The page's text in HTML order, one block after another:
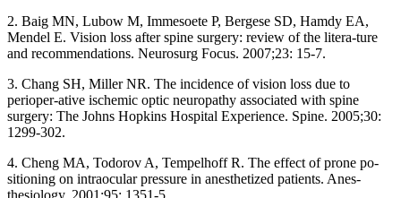
2. Baig MN, Lubow M, Immesoete P, Bergese SD, Hamdy EA,
Mendel E. Vision loss after spine surgery: review of the litera-ture
and recommendations. Neurosurg Focus. 2007;23: 15-7.
3. Chang SH, Miller NR. The incidence of vision loss due to
perioper-ative ischemic optic neuropathy associated with spine
surgery: The Johns Hopkins Hospital Experience. Spine. 2005;30:
1299-302.
4. Cheng MA, Todorov A, Tempelhoff R. The effect of prone po-
sitioning on intraocular pressure in anesthetized patients. Anes-